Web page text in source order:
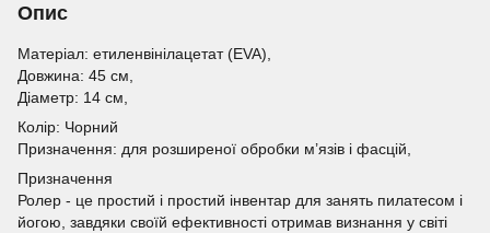
Опис
Матеріал: етиленвінілацетат (EVA),
Довжина: 45 см,
Діаметр: 14 см,
Колір: Чорний
Призначення: для розширеної обробки м’язів і фасцій,
Призначення
Ролер - це простий і простий інвентар для занять пилатесом і
йогою, завдяки своїй ефективності отримав визнання у світі